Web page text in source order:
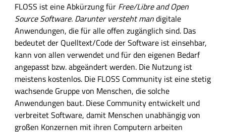
FLOSS ist eine Abkürzung für Free/Libre and Open
Source Software. Darunter versteht mandigitale
Anwendungen, die für alle offen zugänglich sind. Das
bedeutet der Quelltext/Code der Software ist einsehbar,
kann von allen verwendet und für den eigenen Bedarf
angepasst bzw. abgeändert werden. Die Nutzung ist
meistens kostenlos. Die FLOSS Community ist eine stetig
wachsende Gruppe von Menschen, die solche
Anwendungen baut. Diese Community entwickelt und
verbreitet Software, damit Menschen unabhängig von
großen Konzernen mit ihren Computern arbeiten